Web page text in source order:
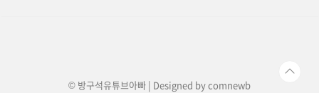
© 방구석유튜브아빠 | Designed bycomnewb